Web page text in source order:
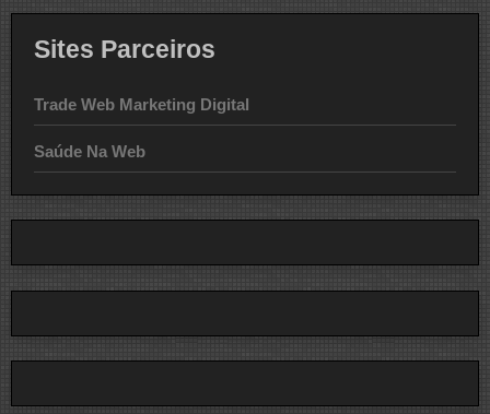
Sites Parceiros
Trade Web Marketing Digital
Saúde Na Web